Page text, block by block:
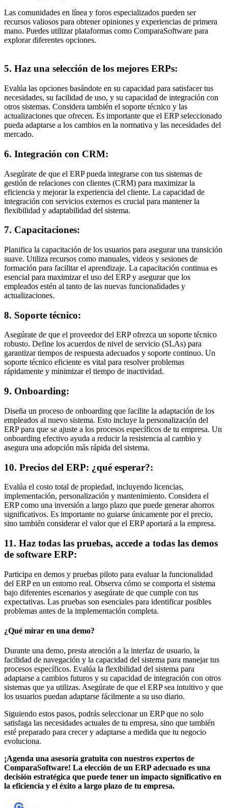
Las comunidades en línea y foros especializados pueden ser
recursos valiosos para obtener opiniones y experiencias de primera
mano. Puedes utilizar plataformas como ComparaSoftware para
explorar diferentes opciones.
5. Haz una selección de los mejores ERPs:
Evalúa las opciones basándote en su capacidad para satisfacer tus
necesidades, su facilidad de uso, y su capacidad de integración con
otros sistemas. Considera también el soporte técnico y las
actualizaciones que ofrecen. Es importante que el ERP seleccionado
pueda adaptarse a los cambios en la normativa y las necesidades del
mercado.
6. Integración con CRM:
Asegúrate de que el ERP pueda integrarse con tus sistemas de
gestión de relaciones con clientes (CRM) para maximizar la
eficiencia y mejorar la experiencia del cliente. La capacidad de
integración con servicios externos es crucial para mantener la
flexibilidad y adaptabilidad del sistema.
7. Capacitaciones:
Planifica la capacitación de los usuarios para asegurar una transición
suave. Utiliza recursos como manuales, videos y sesiones de
formación para facilitar el aprendizaje. La capacitación continua es
esencial para maximizar el uso del ERP y asegurar que los
empleados estén al tanto de las nuevas funcionalidades y
actualizaciones.
8. Soporte técnico:
Asegúrate de que el proveedor del ERP ofrezca un soporte técnico
robusto. Define los acuerdos de nivel de servicio (SLAs) para
garantizar tiempos de respuesta adecuados y soporte continuo. Un
soporte técnico eficiente es vital para resolver problemas
rápidamente y minimizar el tiempo de inactividad.
9. Onboarding:
Diseña un proceso de onboarding que facilite la adaptación de los
empleados al nuevo sistema. Esto incluye la personalización del
ERP para que se ajuste a los procesos específicos de tu empresa. Un
onboarding efectivo ayuda a reducir la resistencia al cambio y
asegura una adopción más rápida del sistema.
10. Precios del ERP: ¿qué esperar?:
Evalúa el costo total de propiedad, incluyendo licencias,
implementación, personalización y mantenimiento. Considera el
ERP como una inversión a largo plazo que puede generar ahorros
significativos. Es importante no guiarse únicamente por el precio,
sino también considerar el valor que el ERP aportará a la empresa.
11. Haz todas las pruebas, accede a todas las demos
de software ERP:
Participa en demos y pruebas piloto para evaluar la funcionalidad
del ERP en un entorno real. Observa cómo se comporta el sistema
bajo diferentes escenarios y asegúrate de que cumple con tus
expectativas. Las pruebas son esenciales para identificar posibles
problemas antes de la implementación completa.
¿Qué mirar en una demo?
Durante una demo, presta atención a la interfaz de usuario, la
facilidad de navegación y la capacidad del sistema para manejar tus
procesos específicos. Evalúa la flexibilidad del sistema para
adaptarse a cambios futuros y su capacidad de integración con otros
sistemas que ya utilizas. Asegúrate de que el ERP sea intuitivo y que
los usuarios puedan adaptarse fácilmente a su uso diario.
Siguiendo estos pasos, podrás seleccionar un ERP que no solo
satisfaga las necesidades actuales de tu empresa, sino que también
esté preparado para crecer y adaptarse a medida que tu negocio
evoluciona.
¡Agenda una asesoría gratuita con nuestros expertos de
ComparaSoftware! La elección de un ERP adecuado es una
decisión estratégica que puede tener un impacto significativo en
la eficiencia y el éxito a largo plazo de tu empresa.